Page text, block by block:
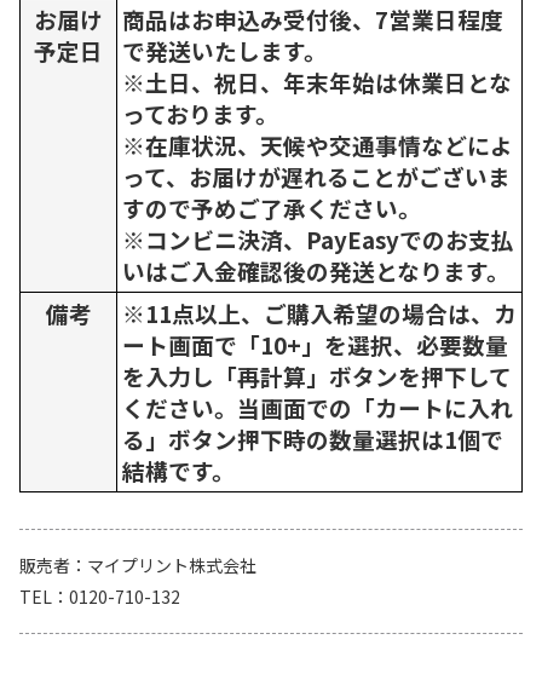
お届け
予定日
商品はお申込み受付後、7営業日程度
で発送いたします。
※土日、祝日、年末年始は休業日とな
っております。
※在庫状況、天候や交通事情などによ
って、お届けが遅れることがございま
すので予めご了承ください。
※コンビニ決済、PayEasyでのお支払
いはご入金確認後の発送となります。
備考
※11点以上、ご購入希望の場合は、カ
ート画面で「10+」を選択、必要数量
を入力し「再計算」ボタンを押下して
ください。当画面での「カートに入れ
る」ボタン押下時の数量選択は1個で
結構です。
販売者
マイプリント株式会社
TEL
0120-710-132